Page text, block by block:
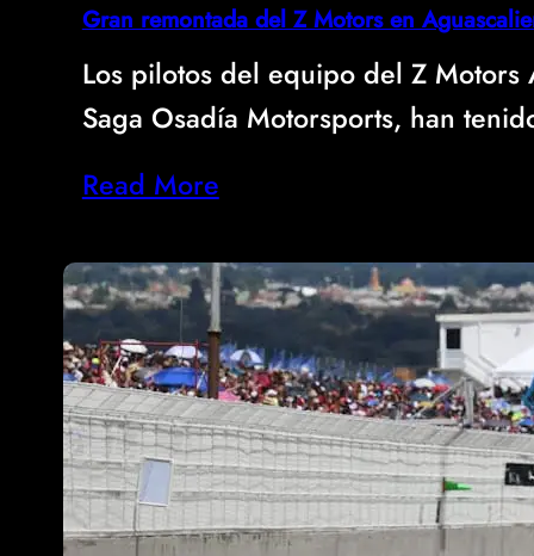
Gran remontada del Z Motors en
Los pilotos del equipo del Z Motors
Saga Osadía Motorsports, han
Read More